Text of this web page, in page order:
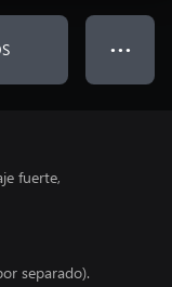
● ● ●
fuerte,
separado).